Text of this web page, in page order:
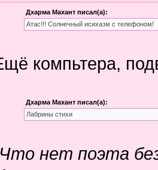
Дхарма Махант писал(а):
Атас!!! Солнечный исихазм с телефоном!
компьтера,
Дхарма Махант писал(а):
Лабрины стихи
нет поэта